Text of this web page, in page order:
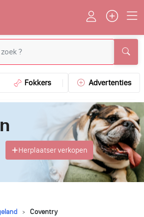
Fokkers Advertenties
Herplaatser verkopen
Coventry